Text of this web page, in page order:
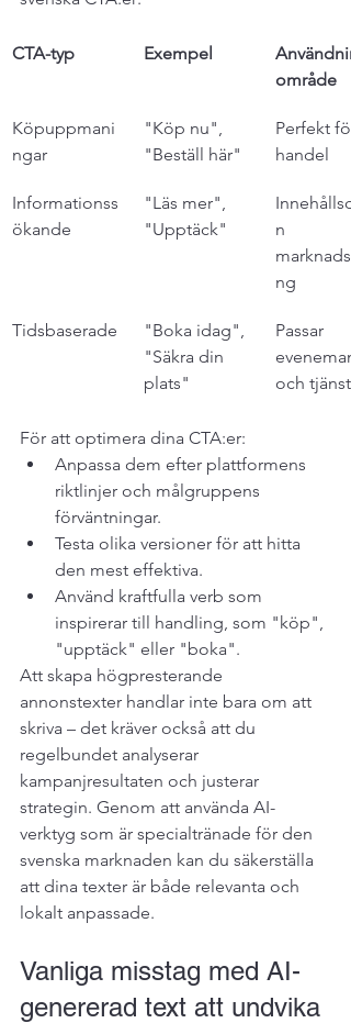
CTA-typ Exempel
område
Köpuppmani
ngar
"Köp nu",
"Beställ här"
Perfekt
handel
Informationss
ökande
"Läs mer",
"Upptäck"
n
ng
Tidsbaserade
"Boka idag",
"Säkra din
plats"
Passar
och
För att optimera dina CTA:er:
Anpassa dem efter plattformens
riktlinjer och målgruppens
förväntningar.
Testa olika versioner för att hitta
den mest effektiva.
Använd kraftfulla verb som
inspirerar till handling, som "köp",
"upptäck" eller "boka".
Att skapa högpresterande
annonstexter handlar inte bara om att
skriva – det kräver också att du
regelbundet analyserar
kampanjresultaten och justerar
strategin. Genom att använda AI-
verktyg som är specialtränade för den
svenska marknaden kan du säkerställa
att dina texter är både relevanta och
lokalt anpassade.
Vanliga misstag med AI-
genererad text att undvika